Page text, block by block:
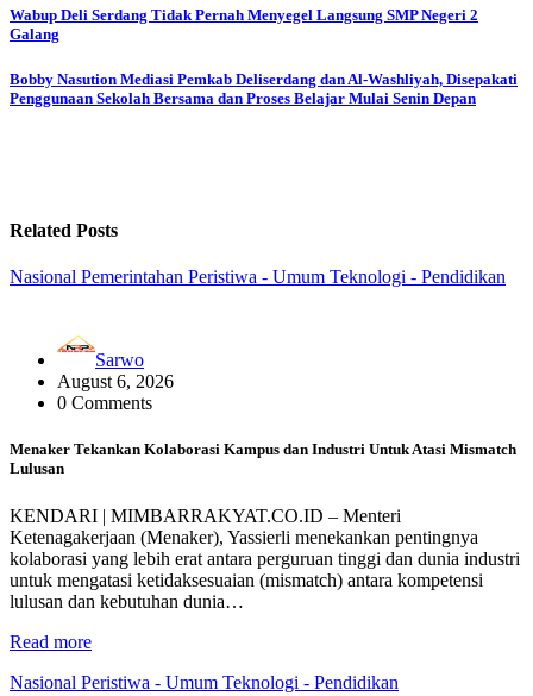
Post
navigation
Wabup Deli Serdang Tidak Pernah Menyegel Langsung SMP Negeri 2
Galang
Bobby Nasution Mediasi Pemkab Deliserdang dan Al-Washliyah, Disepakati
Penggunaan Sekolah Bersama dan Proses Belajar Mulai Senin Depan
Related Posts
Nasional Pemerintahan Peristiwa - Umum Teknologi - Pendidikan
Sarwo
August 6, 2026
0 Comments
Menaker Tekankan Kolaborasi Kampus dan Industri Untuk Atasi Mismatch
Lulusan
KENDARI | MIMBARRAKYAT.CO.ID – Menteri
Ketenagakerjaan (Menaker), Yassierli menekankan pentingnya
kolaborasi yang lebih erat antara perguruan tinggi dan dunia industri
untuk mengatasi ketidaksesuaian (mismatch) antara kompetensi
lulusan dan kebutuhan dunia…
Read more
Nasional Peristiwa - Umum Teknologi - Pendidikan